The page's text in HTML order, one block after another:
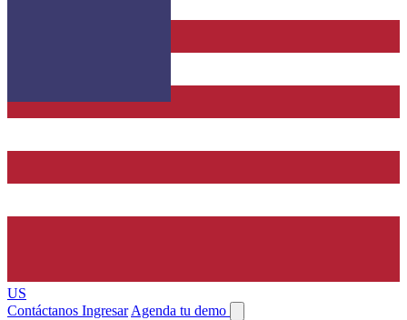
US
Contáctanos Ingresar Agenda tu demo